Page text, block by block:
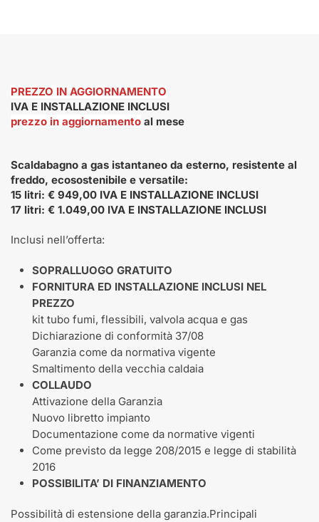
PREZZO IN AGGIORNAMENTO
IVA E INSTALLAZIONE INCLUSI
prezzo in aggiornamento al mese
Scaldabagno a gas istantaneo da esterno, resistente al
freddo, ecosostenibile e versatile:
15 litri: € 949,00 IVA E INSTALLAZIONE INCLUSI
17 litri: € 1.049,00 IVA E INSTALLAZIONE INCLUSI
Inclusi nell’offerta:
SOPRALLUOGO GRATUITO
FORNITURA ED INSTALLAZIONE INCLUSI NEL
PREZZO
kit tubo fumi, flessibili, valvola acqua e gas
Dichiarazione di conformità 37/08
Garanzia come da normativa vigente
Smaltimento della vecchia caldaia
COLLAUDO
Attivazione della Garanzia
Nuovo libretto impianto
Documentazione come da normative vigenti
Come previsto da legge 208/2015 e legge di stabilità
2016
POSSIBILITA’ DI FINANZIAMENTO
Possibilità di estensione della garanzia.Principali